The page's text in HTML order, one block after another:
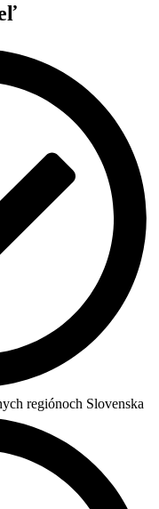
regiónoch Slovenska